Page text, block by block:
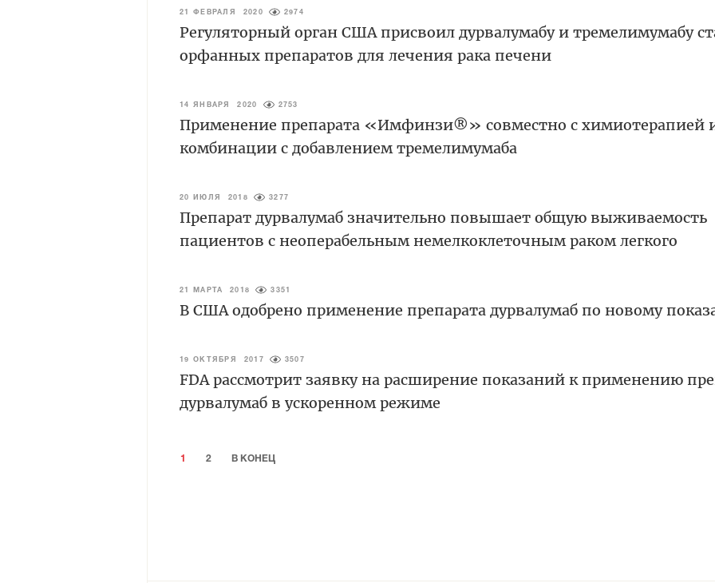
21 ФЕВРАЛЯ 2020 2974
Регуляторный орган США присвоил дурвалумабу и тремелимумабу
орфанных препаратов для лечения рака печени
14 ЯНВАРЯ 2020 2753
Применение препарата «Имфинзи®» совместно с химиотерапией
комбинации с добавлением тремелимумаба
20 ИЮЛЯ 2018 3277
Препарат дурвалумаб значительно повышает общую выживаемость
пациентов с неоперабельным немелкоклеточным раком легкого
21 МАРТА 2018 3351
В США одобрено применение препарата дурвалумаб по новому
19 ОКТЯБРЯ 2017 3507
FDA рассмотрит заявку на расширение показаний к применению
дурвалумаб в ускоренном режиме
1 2 В КОНЕЦ